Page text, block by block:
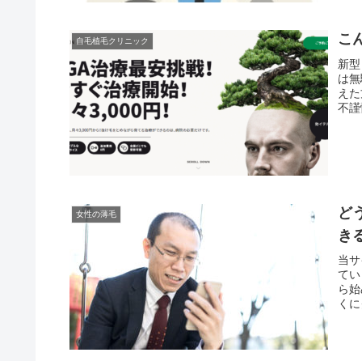
自毛植毛クリニック こ
新
は
え
不
女性の薄毛
ど
き
当
て
ら
く